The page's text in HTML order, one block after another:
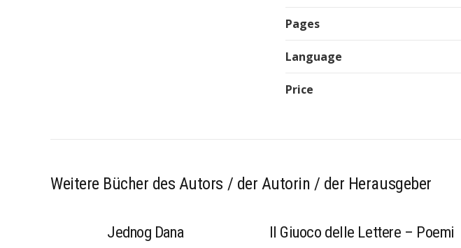
Pages
Language
Price
Weitere Bücher des Autors / der Autorin / der Herausgeber
Jednog Dana Il Giuoco delle Lettere – Poemi
+49 (0)175 4101004